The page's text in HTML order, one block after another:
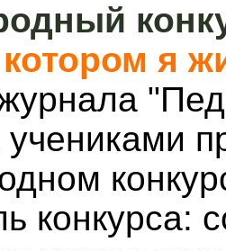
я
конкурса: